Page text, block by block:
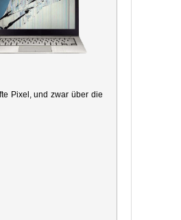
Pixel, und zwar über die